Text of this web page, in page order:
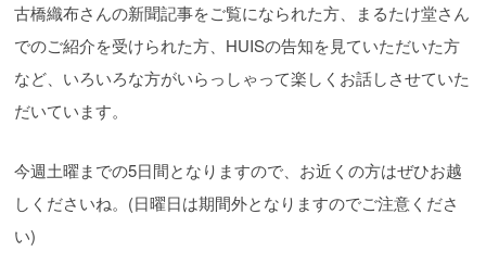
古橋織布さんの新聞記事をご覧になられた方、まるたけ堂さん
でのご紹介を受けられた方、HUISの告知を見ていただいた方
など、いろいろな方がいらっしゃって楽しくお話しさせていた
だいています。
今週土曜までの5日間となりますので、お近くの方はぜひお越
しくださいね。(日曜日は期間外となりますのでご注意くださ
い)